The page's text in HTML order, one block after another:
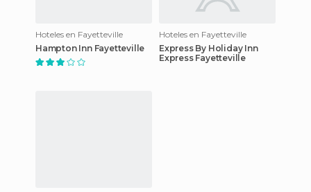
Hoteles en Fayetteville
Hampton Inn Fayetteville
Hoteles en Fayetteville
Express By Holiday Inn
Express Fayetteville